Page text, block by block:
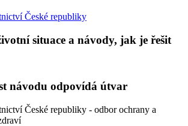
České republiky
situace a návody, jak je řešit
návodu odpovídá útvar
České republiky - odbor ochrany a